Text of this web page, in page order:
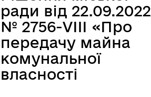
територіальної
громади»
ради від 22.09.2022
№ 2756-VIII «Про
передачу майна
комунальної
власності